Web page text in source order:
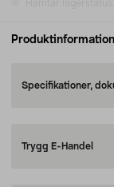
Produktinformation
Specifikationer,
Trygg E-Handel